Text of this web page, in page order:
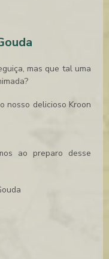
mas que tal uma
nosso delicioso Kroon
ao preparo desse